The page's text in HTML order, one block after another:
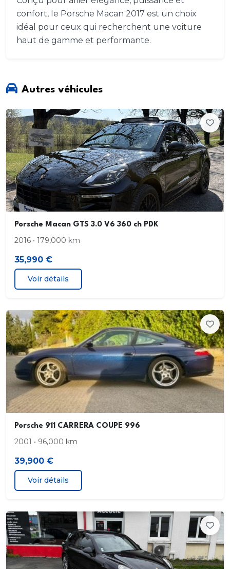
confort, le Porsche Macan 2017 est un choix
idéal pour ceux qui recherchent une voiture
haut de gamme et performante.
Autres véhicules
Porsche Macan GTS 3.0 V6 360 ch PDK
2016 • 179,000 km
35,990 €
Voir détails
Porsche 911 CARRERA COUPE 996
2001 • 96,000 km
39,900 €
Voir détails